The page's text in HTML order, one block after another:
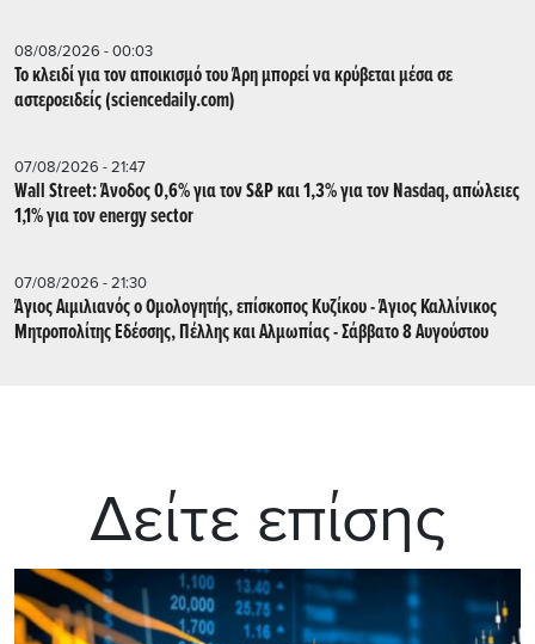
08/08/2026 - 00:03
Το κλειδί για τον αποικισμό του Άρη μπορεί να κρύβεται μέσα σε
αστεροειδείς (sciencedaily.com)
07/08/2026 - 21:47
Wall Street: Άνοδος 0,6% για τον S&P και 1,3% για τον Nasdaq, απώλειες
1,1% για τον energy sector
07/08/2026 - 21:30
Άγιος Αιμιλιανός ο Ομολογητής, επίσκοπος Κυζίκου - Άγιος Καλλίνικος
Μητροπολίτης Εδέσσης, Πέλλης και Αλμωπίας - Σάββατο 8 Αυγούστου
Δείτε επίσης